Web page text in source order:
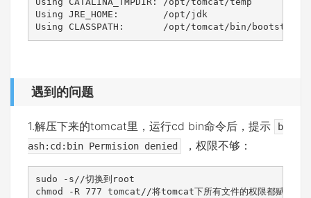
Using JRE_HOME:        /opt/jdk
Using CLASSPATH:       /opt/tomcat/bin/
遇到的问题
1.解压下来的tomcat里，运行cd bin命令后，提示
b
ash:cd:bin Permision denied
，权限不够：
sudo -s//切换到root
chmod -R 777 tomcat//将tomcat下所有文件的权限都赋予777